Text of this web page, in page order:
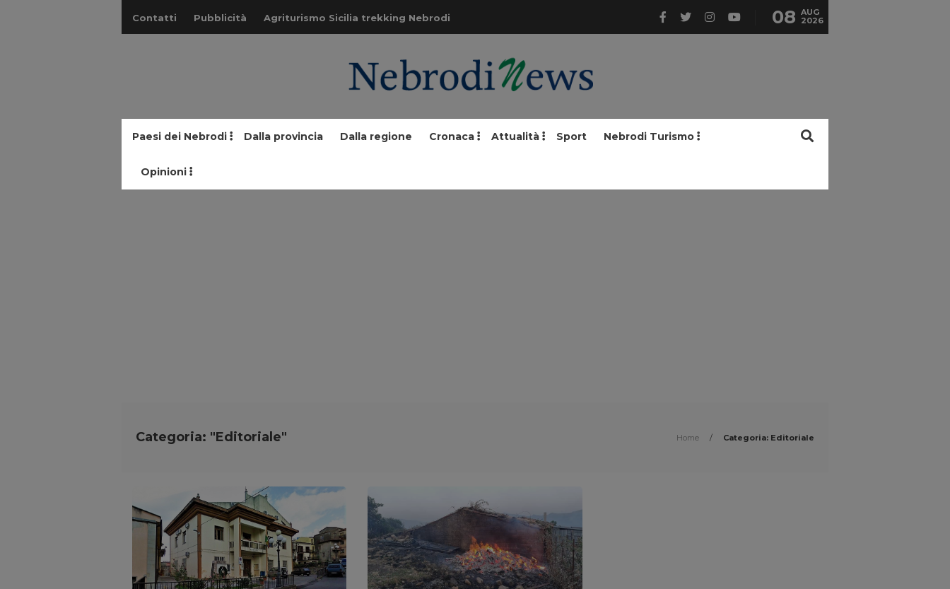
Contatti Pubblicità Agriturismo Sicilia trekking Nebrodi 08 AUG
2026
Paesi dei Nebrodi Dalla provincia Dalla regione Cronaca Attualità Sport Nebrodi Turismo
Opinioni
Categoria: "Editoriale" Home / Categoria: Editoriale